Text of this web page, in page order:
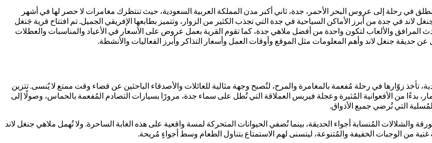
في رحلة إلى عروس البحر الأحمر، جدة، ثاني أكبر مدن المملكة العربية السعودية، حيث تنتظرك مغامرات لا حصر لها في أشهر
لاند في جدة من أبرز الأماكن السياحية في جدة التي تجذب الكثير من الزوار، وتتميز بطابعها الإفريقي الجميل. تم افتتاح قرية جَنغل
تجهيزها بأحدث المرافق والألعاب لتكون واحدة من أفضل ملاهي جدة، كما تقوم القرية بعمل عروض على الأسعار في الأعياد والمناسبات والعطلات
حديقة جنغل لاند وأهم المعلومات مثل الموقع وأوقات العمل وأسعار التذاكر وأبرز الفعاليات والأنشطة.
تأخذ زوّارها في رحلة مُفعمة بالمغامرة والمرح، لتُصبح وجهة مثالية للعائلات والأصدقاء الباحثين عن قضاء وقت ممتع لا يُنسى. تتزين
بدءًا من الأفعوانية المُثيرة وعجلة فيريس العملاقة التي تُطل على سماء جدة، مرورًا بسيارات التصادم المُفعمة بالحماس، وصولًا إلى
التي تُرضي جميع الأذواق.
والشلالات المُنسابة أجواء الحديقة، بينما تُضفي الحيوانات المتحركة لمسة واقعية على هذه الغابة الساحرة. ولا تُهمل ملاهي جنغل لاند
من الوجبات الخفيفة والمُتنوعة، ليتسنى لهم الاستمتاع بتناول الطعام وسط أجواءٍ مُريحة.